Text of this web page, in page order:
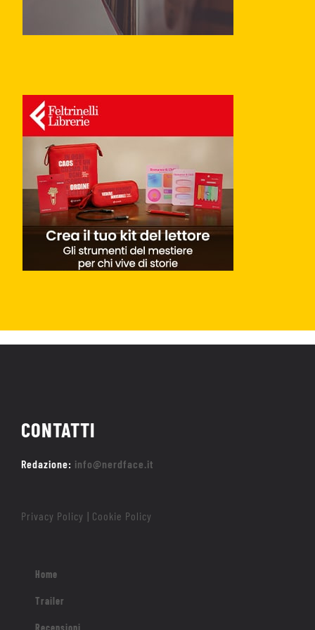
CONTATTI
Redazione: info@nerdface.it
Privacy Policy Cookie Policy
Home
Trailer